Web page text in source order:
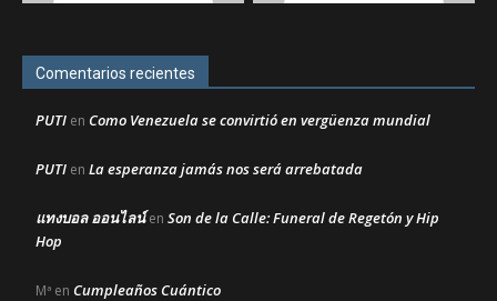
Comentarios recientes
PUTI en Como Venezuela se convirtió en vergüenza mundial
PUTI en La esperanza jamás nos será arrebatada
แทงบอล ออนไลน์en Son de la Calle: Funeral de Regetón y Hip
Hop
Mª en Cumpleaños Cuántico